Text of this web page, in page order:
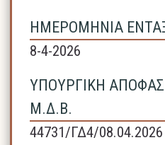
ΗΜΕΡΟΜΗΝΙΑ
8-4-2026
ΥΠΟΥΡΓΙΚΗ
Μ.Δ.Β.
44731/ΓΔ4/